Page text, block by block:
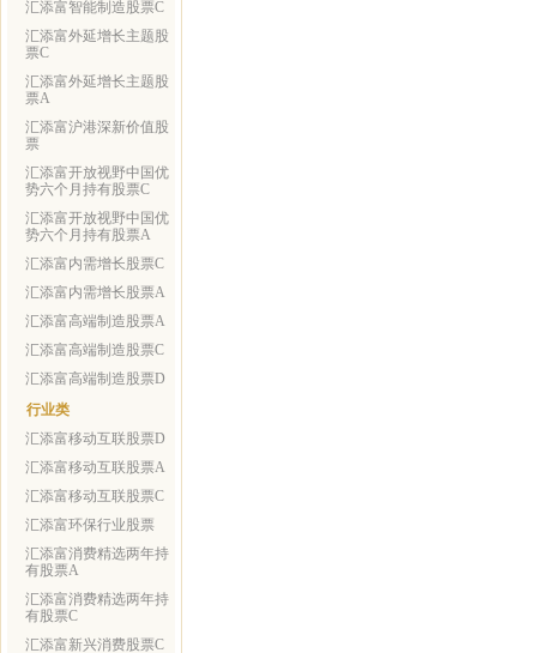
汇添富智能制造股票C
汇添富外延增长主题股
票C
汇添富外延增长主题股
票A
汇添富沪港深新价值股
票
汇添富开放视野中国优
势六个月持有股票C
汇添富开放视野中国优
势六个月持有股票A
汇添富内需增长股票C
汇添富内需增长股票A
汇添富高端制造股票A
汇添富高端制造股票C
汇添富高端制造股票D
行业类
汇添富移动互联股票D
汇添富移动互联股票A
汇添富移动互联股票C
汇添富环保行业股票
汇添富消费精选两年持
有股票A
汇添富消费精选两年持
有股票C
汇添富新兴消费股票C